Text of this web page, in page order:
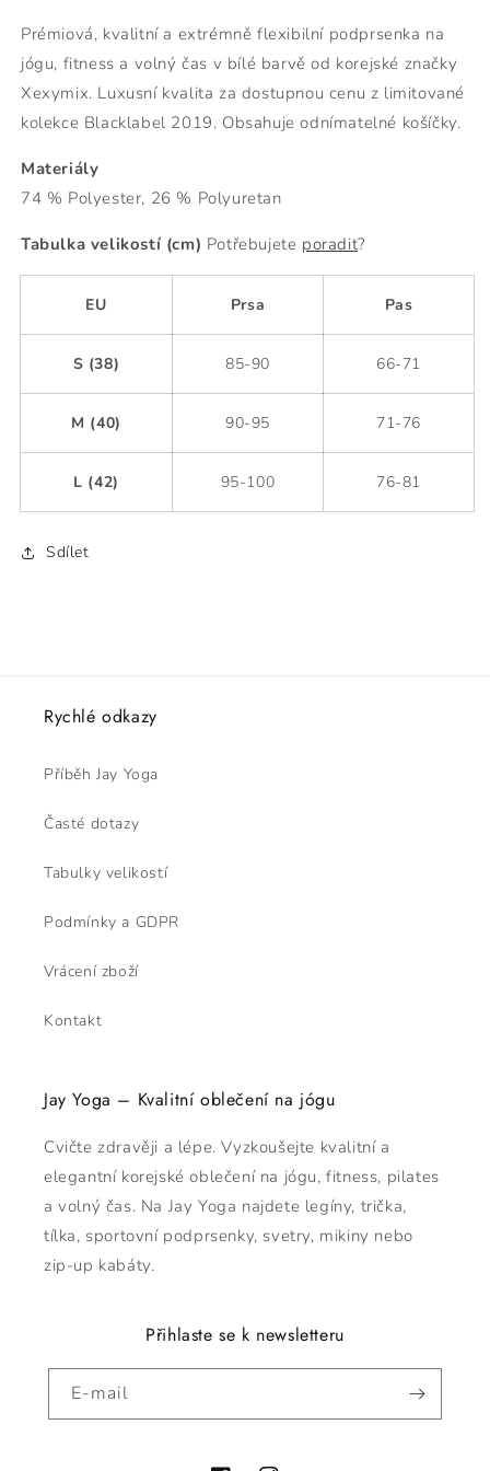
Prémiová, kvalitnía extrémně flexibilní podprsenka na
jógu, fitness a volný čas v bílé barvě od korejské značky
Xexymix. Luxusní kvalita za dostupnou cenu z limitované
kolekce Blacklabel 2019. Obsahuje odnímatelné košíčky.
Materiály
74 % Polyester, 26 % Polyuretan
Tabulka velikostí (cm) Potřebujete poradit?
EU Prsa Pas
S (38) 85-90 66-71
M (40) 90-95 71-76
L (42) 95-100 76-81
Sdílet
Rychlé odkazy
Příběh Jay Yoga
Časté dotazy
Tabulky velikostí
Podmínky a GDPR
Vrácení zboží
Kontakt
Jay Yoga – Kvalitní oblečení na jógu
Cvičte zdravěji a lépe. Vyzkoušejte kvalitní a
elegantní korejské oblečení na jógu, fitness, pilates
a volný čas. Na Jay Yoga najdete legíny, trička,
tílka, sportovní podprsenky, svetry, mikiny nebo
zip-up kabáty.
Přihlaste se k newsletteru
E-mail